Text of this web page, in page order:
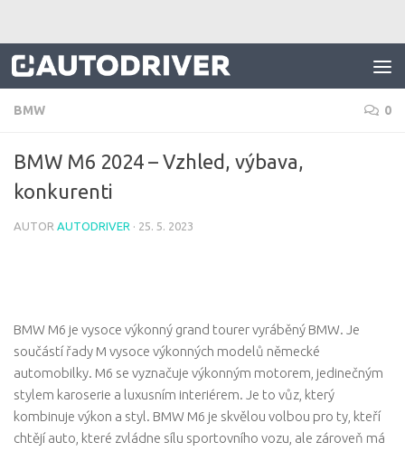
BMW 0
BMW M6 2024 – Vzhled, výbava,
konkurenti
AUTOR AUTODRIVER · 25. 5. 2023
BMW M6 je vysoce výkonný grand tourer vyráběný BMW. Je
součástí řady M vysoce výkonných modelů německé
automobilky. M6 se vyznačuje výkonným motorem, jedinečným
stylem karoserie a luxusním interiérem. Je to vůz, který
kombinuje výkon a styl. BMW M6 je skvělou volbou pro ty, kteří
chtějí auto, které zvládne sílu sportovního vozu, ale zároveň má